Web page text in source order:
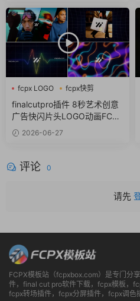
fcpx LOGO
fcpx快剪
fcpx视频开场
finalcutpro插件 8秒艺术创意
广告快闪片头LOGO动画FCPX
插件2026-06-27
评论 0
请先
FCPX模板站（fcpxbox.com）是专门分
件，final cut pro软件下载，fcpx模板，
fcpx转场插件，fcpx分屏插件，fcpx调色